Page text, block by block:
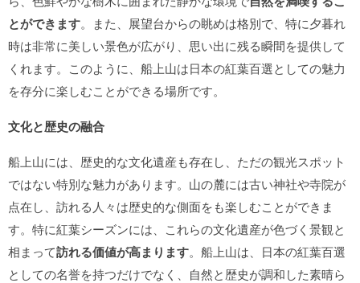
とができます。また、展望台からの眺めは格別で、特に夕暮れ
時は非常に美しい景色が広がり、思い出に残る瞬間を提供して
くれます。このように、船上山は日本の紅葉百選としての魅力
を存分に楽しむことができる場所です。
文化と歴史の融合
船上山には、歴史的な文化遺産も存在し、ただの観光スポット
ではない特別な魅力があります。山の麓には古い神社や寺院が
点在し、訪れる人々は歴史的な側面をも楽しむことができま
す。特に紅葉シーズンには、これらの文化遺産が色づく景観と
相まって訪れる価値が高まります。船上山は、日本の紅葉百選
としての名誉を持つだけでなく、自然と歴史が調和した素晴ら